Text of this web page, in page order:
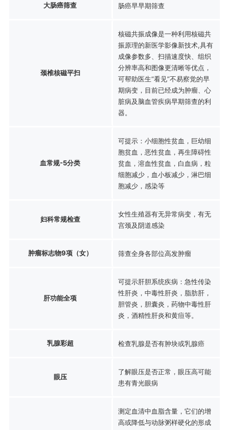
大肠癌筛查 肠癌早早期筛查
颈椎核磁平扫
核磁共振成像是一种利用核磁共
振原理的新医学影像新技术,具有
成像参数多、扫描速度快、组织
分辨率高和图像更清晰等优点，
可帮助医生“看见”不易察觉的早
期病变，目前已经成为肿瘤、心
脏病及脑血管疾病早期筛查的利
器。
血常规-5分类
可提示：小细胞性贫血，巨幼细
胞贫血，恶性贫血，再生障碍性
贫血，溶血性贫血，白血病，粒
细胞减少，血小板减少，淋巴细
胞减少，感染等
妇科常规检查
女性生殖器有无异常病变，有无
宫颈及阴道感染
肿瘤标志物9项（女） 筛查全身各部位高发肿瘤
肝功能全项
可提示肝胆系统疾病：急性传染
性肝炎，中毒性肝炎，脂肪肝，
胆管炎，胆囊炎，药物中毒性肝
炎，酒精性肝炎和黄疸等。
乳腺彩超 检查乳腺是否有肿块或乳腺癌
眼压
了解眼压是否正常，眼压高可能
患有青光眼病
测定血清中血脂含量，它们的增
高或降低与动脉粥样硬化的形成